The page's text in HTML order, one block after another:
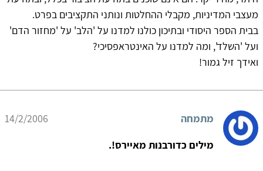
מעצבי המדיניות, מקבלי ההחלטות ונותני התקציבים בפרט.
בבית הספר היסודי ובתיכון כולנו למדנו על 'הלב' על 'מחזור הדם'
ועל 'השלד', ומה למדנו על האינטראפסיכי?
ואידך זיל גמור!
מתמחה
14/2/2006
מילים כדורבנות מאיירס!.